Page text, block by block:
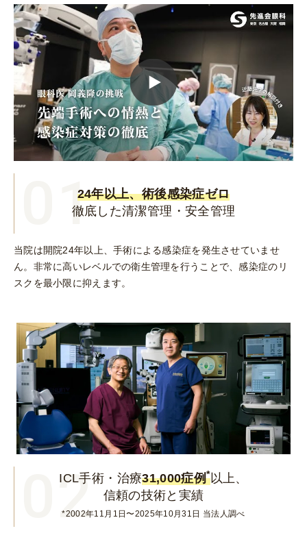
0124年以上、術後感染症ゼロ
徹底した清潔管理・安全管理
当院は開院24年以上、手術による感染症を発生させていませ
ん。非常に高いレベルでの衛生管理を行うことで、感染症のリ
スクを最小限に抑えます。
02
ICL手術・治療31,000症例*以上、
信頼の技術と実績
*2002年11月1日〜2025年10月31日 当法人調べ